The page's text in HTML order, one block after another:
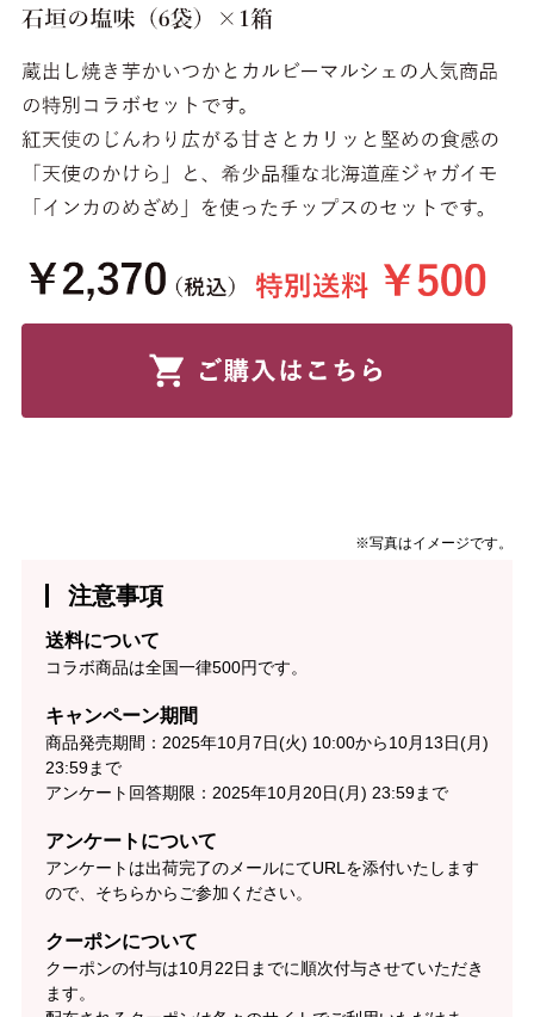
※写真はイメージです。
注意事項
送料について
コラボ商品は全国一律500円です。
キャンペーン期間
商品発売期間：2025年10月7日(火) 10:00から10月13日(月)
23:59まで
アンケート回答期限：2025年10月20日(月) 23:59まで
アンケートについて
アンケートは出荷完了のメールにてURLを添付いたします
ので、そちらからご参加ください。
クーポンについて
クーポンの付与は10月22日までに順次付与させていただき
ます。